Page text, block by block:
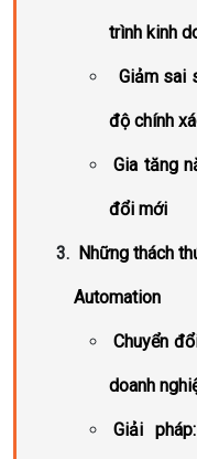
trình kinh
Giảm sai
độ chính
Gia tăng
đổi mới
Những thách
Automation
Chuyển
doanh
Giải